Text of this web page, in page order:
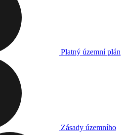
Platný územní plán
Zásady územního